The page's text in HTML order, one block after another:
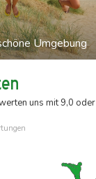
Umgebung
uns mit 9,0 oder